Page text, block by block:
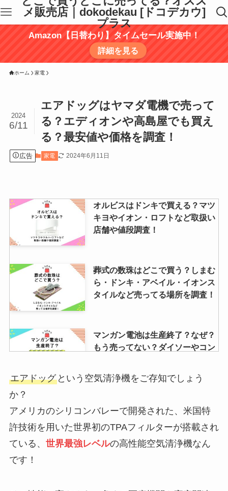
メ販売店｜dokodekau [ドコデカウ]
プラス
Amazon【日替わり】タイムセール実施中！
詳細を見る
ホーム 家電
エアドッグはヤマダ電機で売って
る？エディオンや高島屋でも買え
る？最安値や価格を調査！
2024
6/11
広告 家電 2024年6月11日
オルビスはドンキで買える？マツ
キヨやイオン・ロフトなど取扱い
店舗や値段調査！
葬式の数珠はどこで買う？しまむ
ら・ドンキ・アベイル・イオンス
タイルなど売ってる場所を調査！
マンガン電池は生産終了？なぜ？
もう売ってない？ダイソーやコン
は生産終了？なぜ？リニューアル
して売ってる？
エアドッグという空気清浄機をご存知でしょう
か？
アメリカのシリコンバレーで開発された、米国特
許技術を用いた世界初のTPAフィルターが搭載され
ている、 世界最強レベルの高性能空気清浄機なん
です！